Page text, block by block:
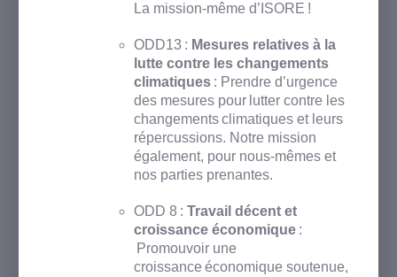
La mission-même d’ISORE !
ODD13 : Mesures relatives à la
lutte contre les changements
climatiques : Prendre d’urgence
des mesures pour lutter contre les
changements climatiques et leurs
répercussions. Notre mission
également, pour nous-mêmes et
nos parties prenantes.
ODD 8 : Travail décent et
croissance économique:
Promouvoir une
croissance économique soutenue,